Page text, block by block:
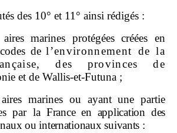
des 10° et 11° ainsi rédigés :
marines protégées créées en
del’environnement de la
des provinces de
et de Wallis-et-Futuna ;
marines ou ayant une partie
par la France en application des
ou internationaux suivants :